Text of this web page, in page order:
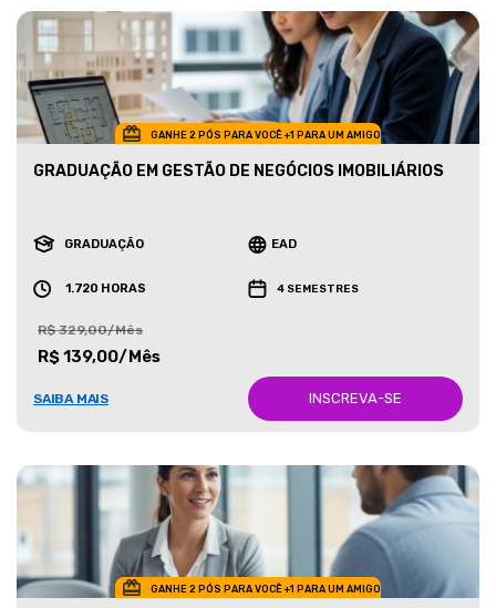
GANHE 2 PÓS PARA VOCÊ +1 PARA UM AMIGO
GRADUAÇÃO EM GESTÃO DE NEGÓCIOS IMOBILIÁRIOS
GRADUAÇÃO EAD
1.720 HORAS 4 SEMESTRES
R$ 329,00/Mês
R$ 139,00/Mês
SAIBA MAIS INSCREVA-SE
GANHE 2 PÓS PARA VOCÊ +1 PARA UM AMIGO